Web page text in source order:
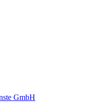
GmbH